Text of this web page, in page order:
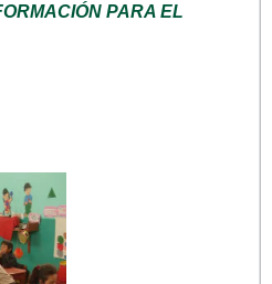
PARA EL